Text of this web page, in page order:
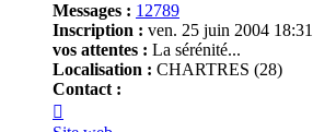
Messages : 12789
Inscription : ven. 25 juin 2004 18:31
vos attentes : La sérénité...
Localisation : CHARTRES (28)
Contact :
Stouf